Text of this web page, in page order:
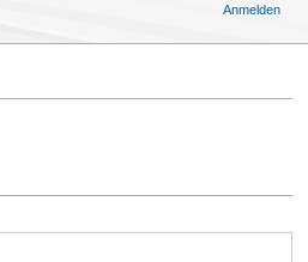
Anmelden